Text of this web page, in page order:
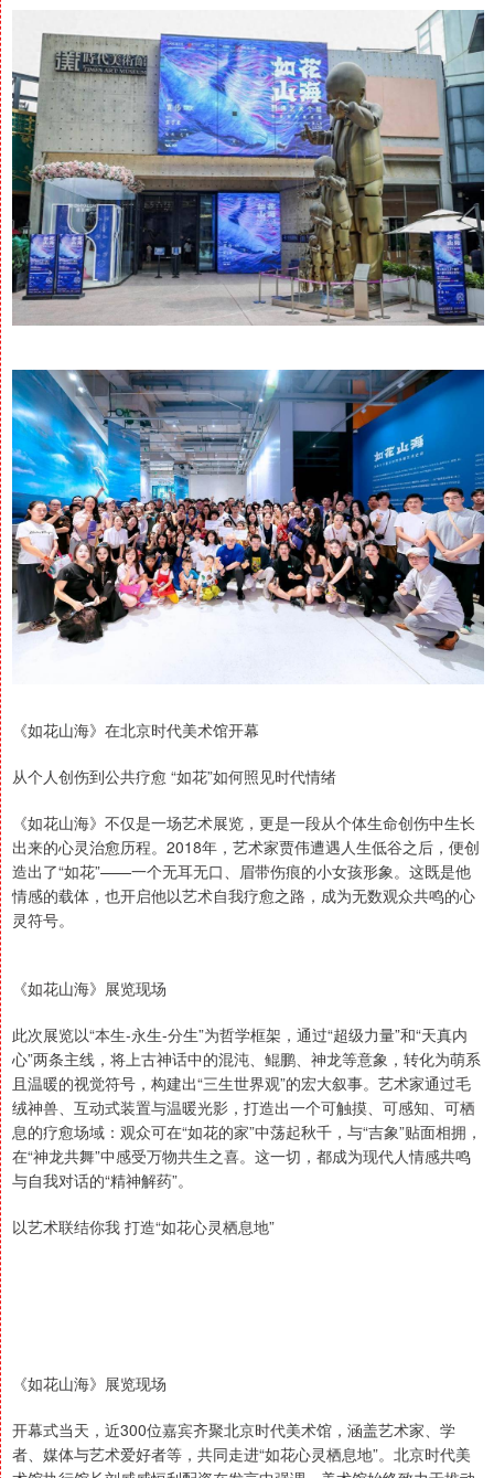
《如花山海》在北京时代美术馆开幕
从个人创伤到公共疗愈 “如花”如何照见时代情绪
《如花山海》不仅是一场艺术展览，更是一段从个体生命创伤中生长
出来的心灵治愈历程。2018年，艺术家贾伟遭遇人生低谷之后，便创
造出了“如花”——一个无耳无口、眉带伤痕的小女孩形象。这既是他
情感的载体，也开启他以艺术自我疗愈之路，成为无数观众共鸣的心
灵符号。
《如花山海》展览现场
此次展览以“本生-永生-分生”为哲学框架，通过“超级力量”和“天真内
心”两条主线，将上古神话中的混沌、鲲鹏、神龙等意象，转化为萌系
且温暖的视觉符号，构建出“三生世界观”的宏大叙事。艺术家通过毛
绒神兽、互动式装置与温暖光影，打造出一个可触摸、可感知、可栖
息的疗愈场域：观众可在“如花的家”中荡起秋千，与“吉象”贴面相拥，
在“神龙共舞”中感受万物共生之喜。这一切，都成为现代人情感共鸣
与自我对话的“精神解药”。
以艺术联结你我 打造“如花心灵栖息地”
《如花山海》展览现场
开幕式当天，近300位嘉宾齐聚北京时代美术馆，涵盖艺术家、学
者、媒体与艺术爱好者等，共同走进“如花心灵栖息地”。北京时代美